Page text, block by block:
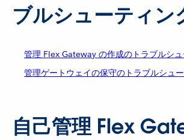
ブルシューティン
管理 Flex Gateway の作成のトラブルシ
管理ゲートウェイの保守のトラブルシュ
自己管理 Flex